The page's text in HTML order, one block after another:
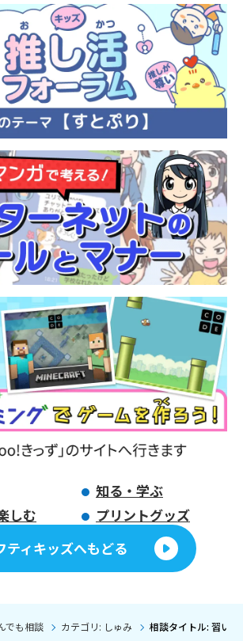
知る・学ぶ
しむ
プリントグッズ
ティキッズへもどる
でも相談 カテゴリ: しゅみ 相談タイトル: 習い事